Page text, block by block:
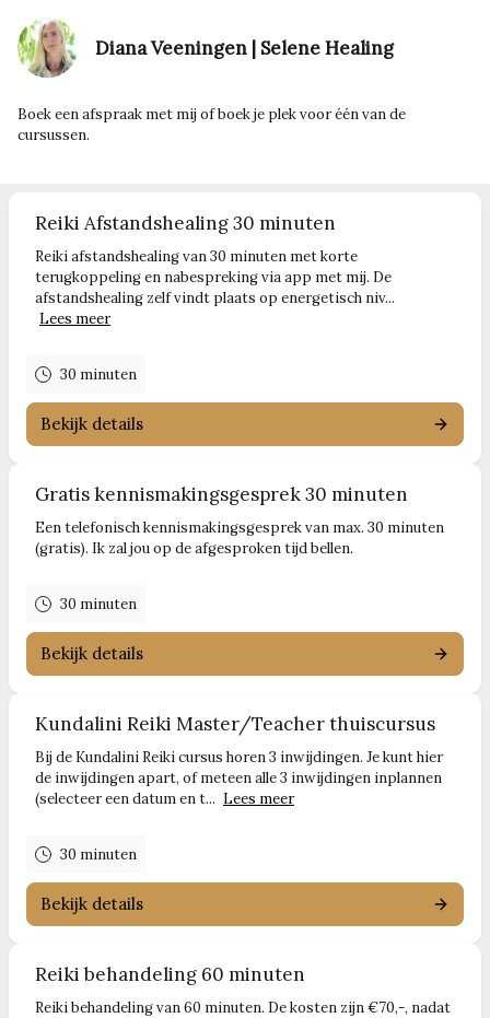
Diana Veeningen | Selene Healing
Boek een afspraak met mij of boek je plek voor één van de
cursussen.
Reiki Afstandshealing 30 minuten
Reiki afstandshealing van 30 minuten met korte
terugkoppeling en nabespreking via app met mij. De
afstandshealing zelf vindt plaats op energetisch niv...
Lees meer
30 minuten
Bekijk details
Gratis kennismakingsgesprek 30 minuten
Een telefonisch kennismakingsgesprek van max. 30 minuten
(gratis). Ik zal jou op de afgesproken tijd bellen.
30 minuten
Bekijk details
Kundalini Reiki Master/Teacher thuiscursus
Bij de Kundalini Reiki cursus horen 3 inwijdingen. Je kunt hier
de inwijdingen apart, of meteen alle 3 inwijdingen inplannen
(selecteer een datum en t... Lees meer
30 minuten
Bekijk details
Reiki behandeling 60 minuten
Reiki behandeling van 60 minuten. De kosten zijn €70,-, nadat